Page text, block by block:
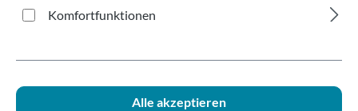
Komfortfunktionen
Alle akzeptieren